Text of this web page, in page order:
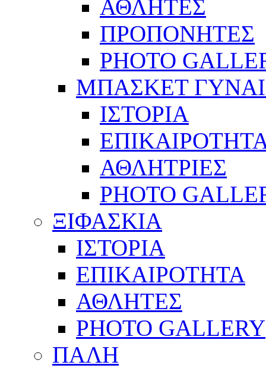
ΑΘΛΗΤΕΣ
ΠΡΟΠΟΝΗΤΕΣ
PHOTO
ΜΠΑΣΚΕΤ
ΙΣΤΟΡΙΑ
ΑΘΛΗΤΡΙΕΣ
PHOTO
ΞΙΦΑΣΚΙΑ
ΙΣΤΟΡΙΑ
ΕΠΙΚΑΙΡΟΤΗΤΑ
ΑΘΛΗΤΕΣ
PHOTO GALLERY
ΠΑΛΗ